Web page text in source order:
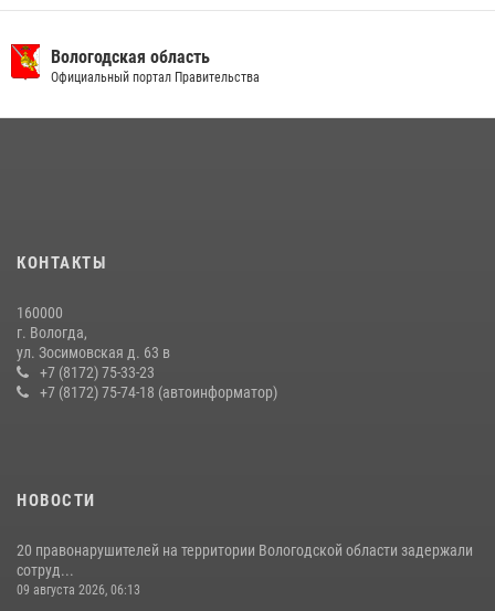
задержали сотрудники вневедомственной охраны Росгвардии за
минувшую неделю
ОТКАЗЫВАВШЕГОСЯ ОСВОБОДИТЬ НОМЕР В ГОСТИНИЦЕ
26 единиц оружия сдали росгвардейцам добровольно жители
Вологодской области за минувшую неделю
11 июля 2026, 05:49
Вологодская область
Официальный портал Правительства
КОНТАКТЫ
160000
г. Вологда,
ул. Зосимовская д. 63 в
+7 (8172) 75-33-23
+7 (8172) 75-74-18 (автоинформатор)
НОВОСТИ
20 правонарушителей на территории Вологодской области задержали
сотруд...
09 августа 2026, 06:13